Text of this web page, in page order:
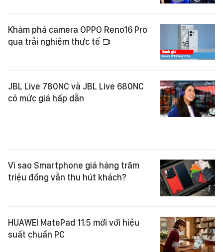
Khám phá camera OPPO Reno16 Pro
qua trải nghiệm thực tế
JBL Live 780NC và JBL Live 680NC
có mức giá hấp dẫn
Vì sao Smartphone giá hàng trăm
triệu đồng vẫn thu hút khách?
HUAWEI MatePad 11.5 mới với hiệu
suất chuẩn PC